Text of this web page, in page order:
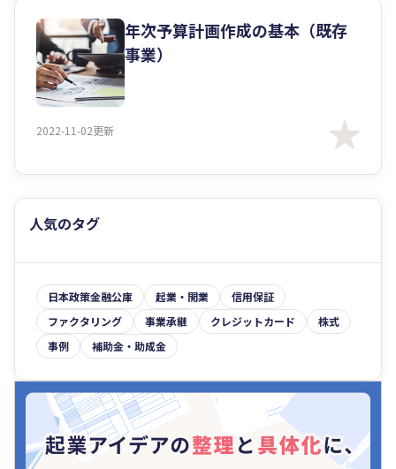
2022-11-02更新
年次予算計画作成の基本（既存
事業）
人気のタグ
日本政策金融公庫 起業・開業
信用保証
ファクタリング
事業承継 クレジットカード
株式
事例
補助金・助成金